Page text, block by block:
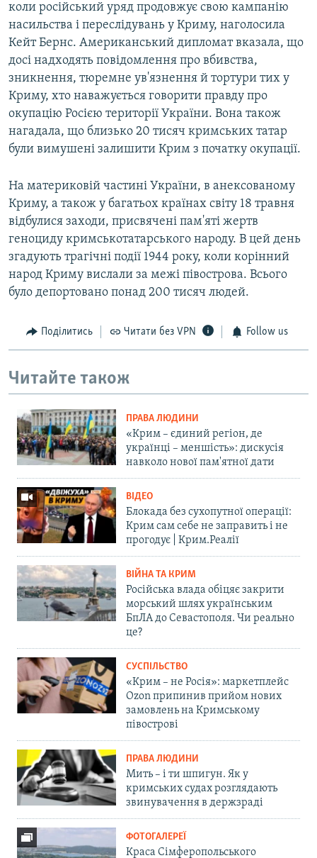
коли російський уряд продовжує свою кампанію
насильства і переслідувань у Криму, наголосила
Кейт Бернс. Американський дипломат вказала, що
досі надходять повідомлення про вбивства,
зникнення, тюремне ув'язнення й тортури тих у
Криму, хто наважується говорити правду про
окупацію Росією території України. Вона також
нагадала, що близько 20 тисяч кримських татар
були вимушені залишити Крим з початку окупації.
На материковій частині України, в анексованому
Криму, а також у багатьох країнах світу 18 травня
відбулися заходи, присвячені пам'яті жертв
геноциду кримськотатарського народу. В цей день
згадують трагічні події 1944 року, коли корінний
народ Криму вислали за межі півострова. Всього
було депортовано понад 200 тисяч людей.
Поділитись Читати без VPN Follow us
Читайте також
ПРАВА ЛЮДИНИ
«Крим – єдиний регіон, де
українці – меншість»: дискусія
навколо нової пам'ятної дати
ВІДЕО
Блокада без сухопутної операції:
Крим сам себе не заправить і не
прогодує | Крим.Реалії
ВІЙНА ТА КРИМ
Російська влада обіцяє закрити
морський шлях українським
БпЛА до Севастополя. Чи реально
це?
СУСПІЛЬСТВО
«Крим – не Росія»: маркетплейс
Ozon припинив прийом нових
замовлень на Кримському
півострові
ПРАВА ЛЮДИНИ
Мить – і ти шпигун. Як у
кримських судах розглядають
звинувачення в держзраді
ФОТОГАЛЕРЕЇ
Краса Сімферопольського